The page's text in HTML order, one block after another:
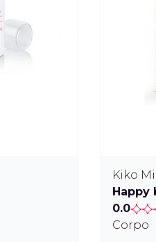
Kiko
Happy
0.0
Corpo